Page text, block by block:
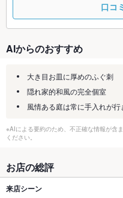
口コ
AIからのおすすめ
大き目お皿に厚めのふぐ刺
隠れ家的和風の完全個室
風情ある庭は常に手入れが行
※AIによる要約のため、不正確な情報が含
ください。
お店の総評
来店シーン